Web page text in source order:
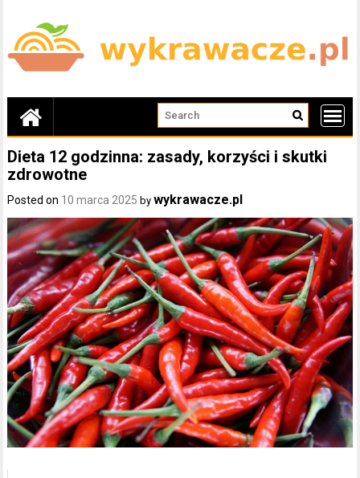
content
Dieta 12 godzinna: zasady, korzyści i skutki
zdrowotne
Posted on 10 marca 2025 bywykrawacze.pl